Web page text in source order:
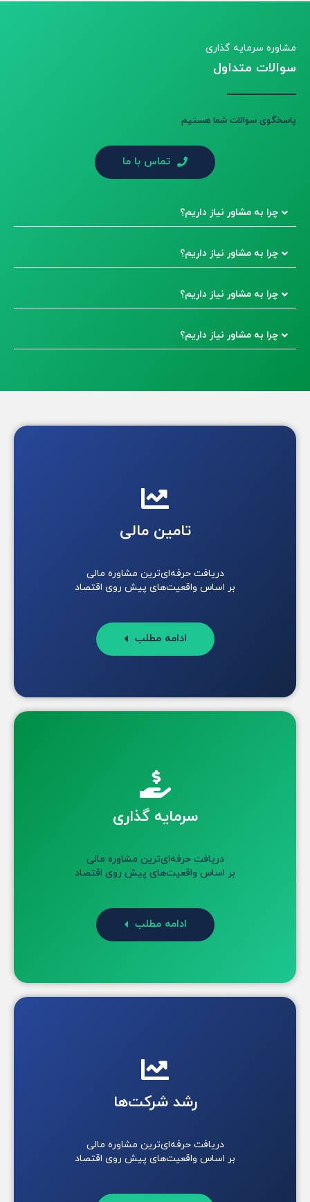
مشاوره سرمایه گذاری
سوالات متداول
پاسخگوی سوالات شما هستیم
تماس با ما
چرا به مشاور نیاز داریم؟
چرا به مشاور نیاز داریم؟
چرا به مشاور نیاز داریم؟
چرا به مشاور نیاز داریم؟
تامین مالی
دریافت حرفه‌ای‌ترین مشاوره مالی
بر اساس واقعیت‌های پیش روی اقتصاد
ادامه مطلب
سرمایه گذاری
دریافت حرفه‌ای‌ترین مشاوره مالی
بر اساس واقعیت‌های پیش روی اقتصاد
ادامه مطلب
رشد شرکت‌ها
دریافت حرفه‌ای‌ترین مشاوره مالی
بر اساس واقعیت‌های پیش روی اقتصاد